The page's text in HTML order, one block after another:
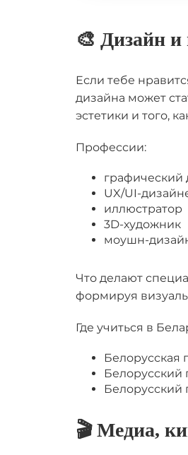
🎨 Дизайн и
Если тебе
дизайна может
эстетики и того,
Профессии:
графический
UX/UI-
иллюстратор
3D-художник
моушн-
Что делают
формируя
Где учиться в
Белорусская
Белорусский
Белорусский
🎬 Медиа,